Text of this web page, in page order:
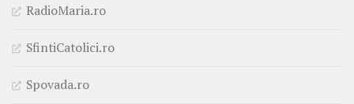
RadioMaria.ro
SfintiCatolici.ro
Spovada.ro